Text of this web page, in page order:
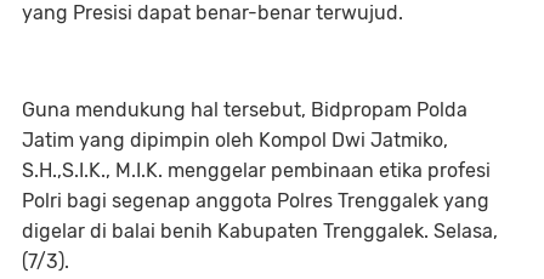
yang Presisi dapat benar-benar terwujud.
Guna mendukung hal tersebut, Bidpropam Polda
Jatim yang dipimpin oleh Kompol Dwi Jatmiko,
S.H.,S.I.K., M.I.K. menggelar pembinaan etika profesi
Polri bagi segenap anggota Polres Trenggalek yang
digelar di balai benih Kabupaten Trenggalek. Selasa,
(7/3).